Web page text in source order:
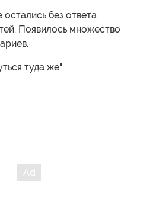
без ответа
Появилось множество
туда же"